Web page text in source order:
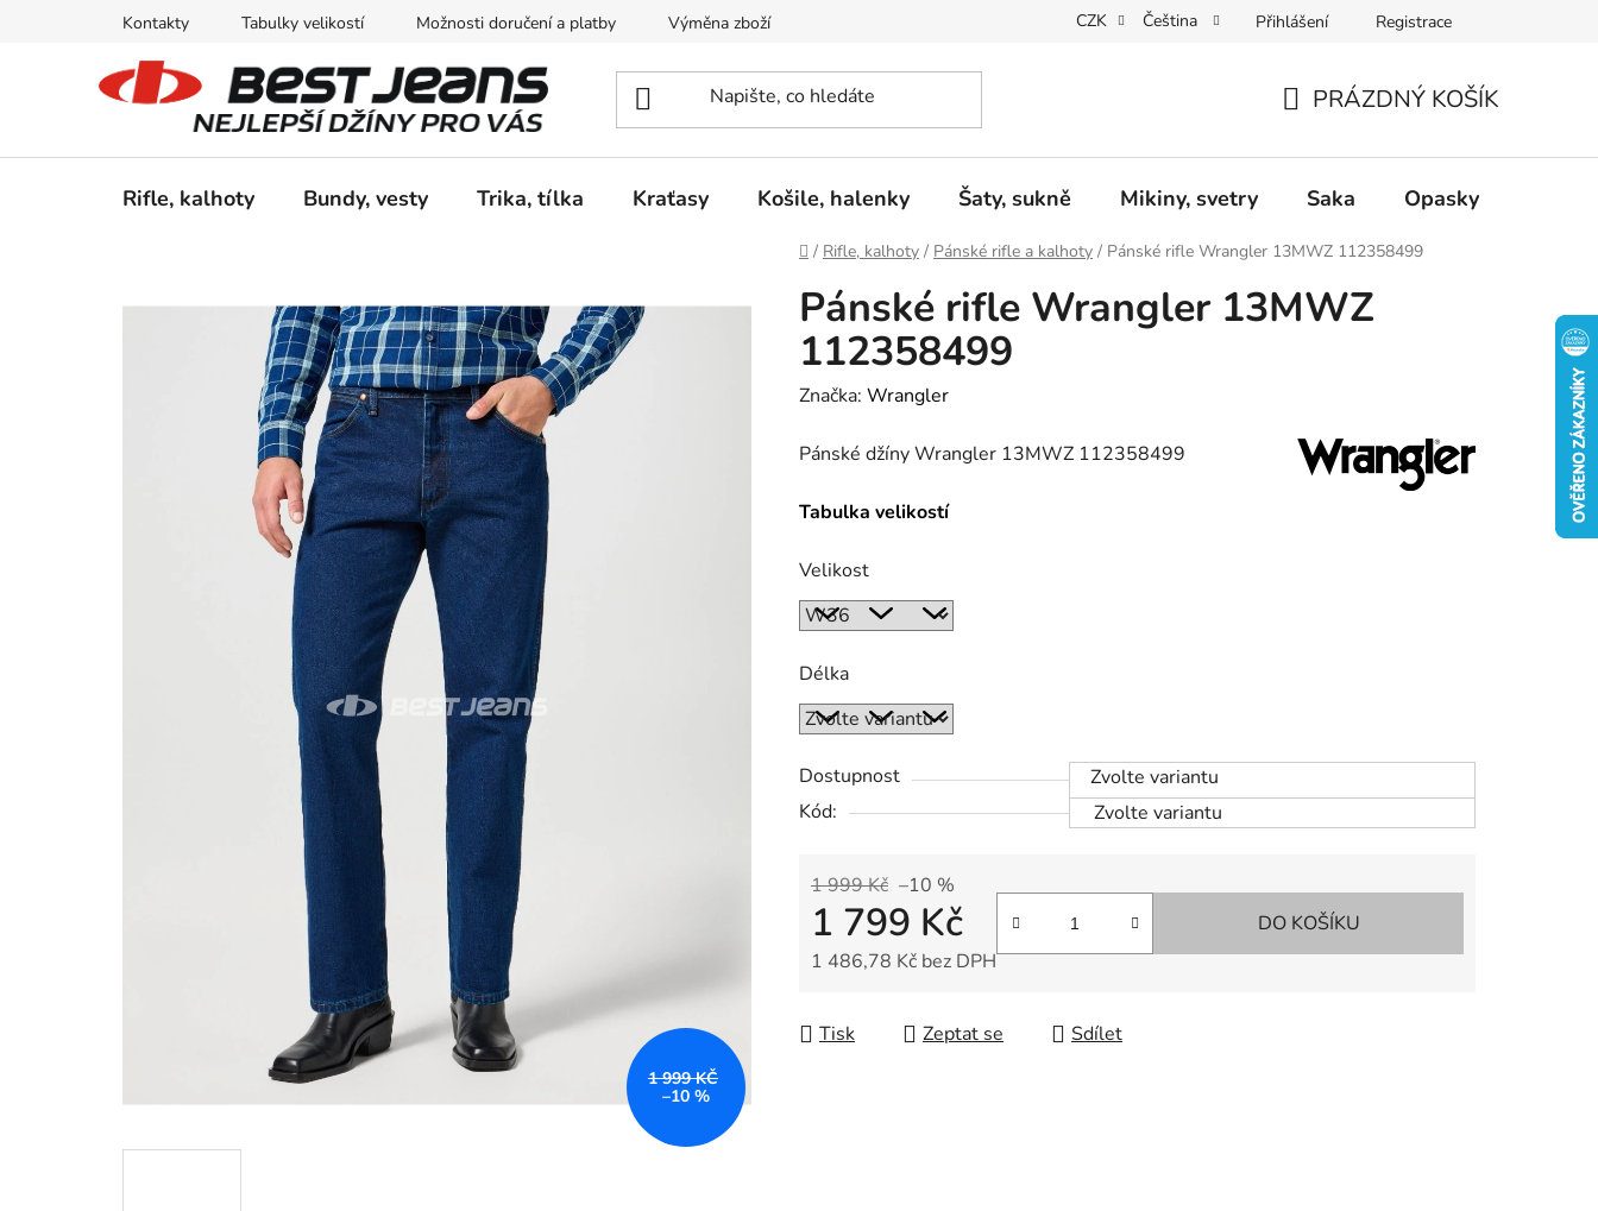
Kontakty Tabulky velikostí Možnosti doručení a platby Výměna zboží Dárkové poukazy Dostupnost Obchodní podmínky
CZK Čeština Přihlášení Registrace
KOŠÍK
PRÁZDNÝ KOŠÍK
Rifle, kalhoty Bundy, vesty Trika, tílka Kraťasy Košile, halenky Šaty, sukně Mikiny, svetry Saka Opasky
Domů
/ Rifle, kalhoty / Pánské rifle a kalhoty / Pánské rifle Wrangler 13MWZ 112358499
Pánské rifle Wrangler 13MWZ
112358499
Značka: Wrangler
Pánské džíny Wrangler 13MWZ 112358499
Tabulka velikostí
Velikost
Délka
Dostupnost
Zvolte variantu
Kód:
Zvolte variantu
1 999 Kč –10 %
1 799 Kč
1 486,78 Kč bez DPH
DO KOŠÍKU
Tisk Zeptat se Sdílet
1 999 KČ
–10 %